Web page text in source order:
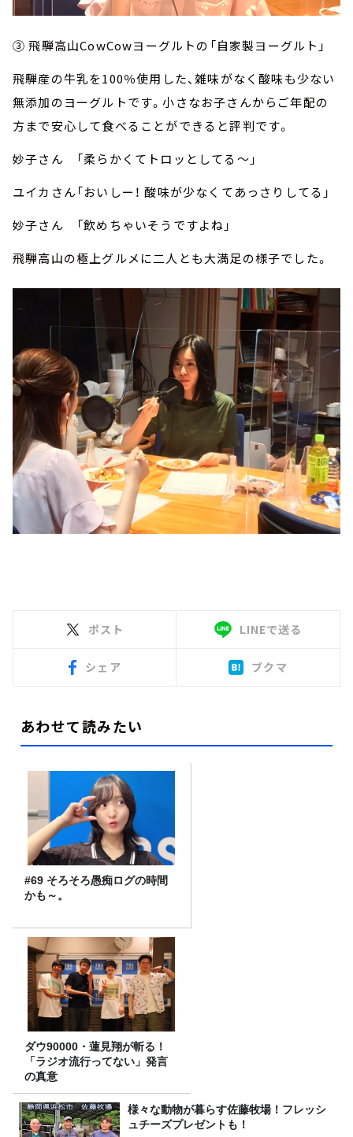
③ 飛騨高山CowCowヨーグルトの「自家製ヨーグルト」
飛騨産の牛乳を100％使用した、雑味がなく酸味も少ない
無添加のヨーグルトです。小さなお子さんからご年配の
方まで安心して食べることができると評判です。
妙子さん 「柔らかくてトロッとしてる～」
ユイカさん「おいしー！ 酸味が少なくてあっさりしてる」
妙子さん 「飲めちゃいそうですよね」
飛騨高山の極上グルメに二人とも大満足の様子でした。
ポスト LINEで送る
シェア ブクマ
あわせて読みたい
#69 そろそろ愚痴ログの時間
かも～。
ダウ90000・蓮見翔が斬る！
「ラジオ流行ってない」発言
の真意
様々な動物が暮らす佐藤牧場！フレッシ
ュチーズプレゼントも！